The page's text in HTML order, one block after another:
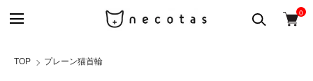
0
TOP プレーン猫首輪